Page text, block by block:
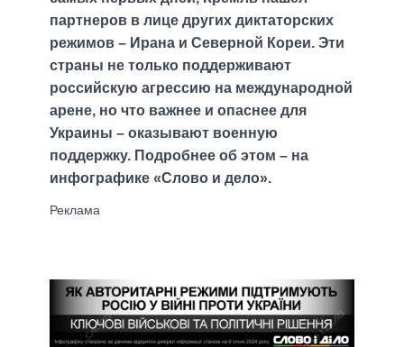
партнеров в лице других диктаторских
режимов – Ирана и Северной Кореи. Эти
страны не только поддерживают
российскую агрессию на международной
арене, но что важнее и опаснее для
Украины – оказывают военную
поддержку. Подробнее об этом – на
инфографике «Слово и дело».